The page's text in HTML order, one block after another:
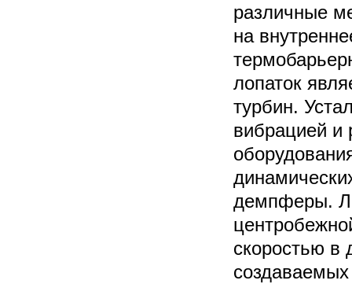
различные
на
лопаток
турбин.
вибрацией и
демпферы.
скоростью в
создаваемых